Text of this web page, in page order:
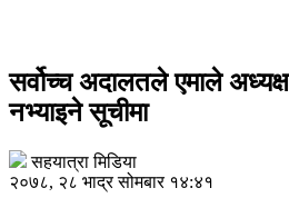
सर्वोच्च अदालतले एमाले अध्यक्ष
नभ्याइने सूचीमा
सहयात्रा मिडिया
२०७८, २८ भाद्र सोमबार १४:४१